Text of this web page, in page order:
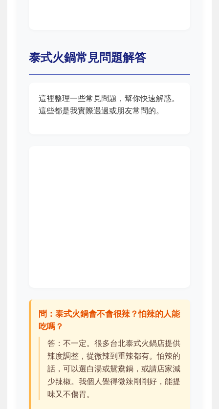
泰式火鍋常見問題解答
這裡整理一些常見問題，幫你快速解惑。
這些都是我實際遇過或朋友常問的。
問：泰式火鍋會不會很辣？怕辣的人能
吃嗎？
答：不一定。很多台北泰式火鍋店提供
辣度調整，從微辣到重辣都有。怕辣的
話，可以選白湯或鴛鴦鍋，或請店家減
少辣椒。我個人覺得微辣剛剛好，能提
味又不傷胃。